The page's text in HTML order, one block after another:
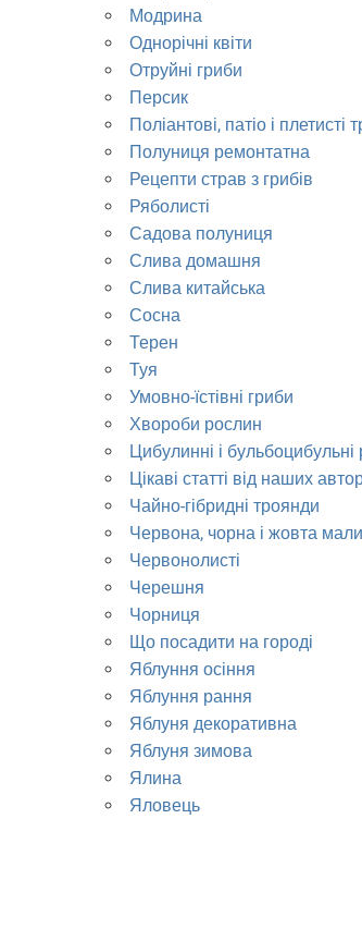
Модрина
Однорічні квіти
Отруйні гриби
Персик
Поліантові, патіо і плетисті
Полуниця ремонтатна
Рецепти страв з грибів
Ряболисті
Садова полуниця
Слива домашня
Слива китайська
Сосна
Терен
Туя
Умовно-їстівні гриби
Хвороби рослин
Цибулинні і бульбоцибульні
Цікаві статті від наших
Чайно-гібридні троянди
Червона, чорна і жовта
Червонолисті
Черешня
Чорниця
Що посадити на городі
Яблуння осіння
Яблуння рання
Яблуня декоративна
Яблуня зимова
Ялина
Яловець